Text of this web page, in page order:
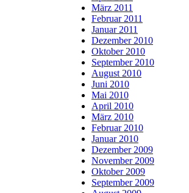
März 2011
Februar 2011
Januar 2011
Dezember 2010
Oktober 2010
September 2010
August 2010
Juni 2010
Mai 2010
April 2010
März 2010
Februar 2010
Januar 2010
Dezember 2009
November 2009
Oktober 2009
September 2009